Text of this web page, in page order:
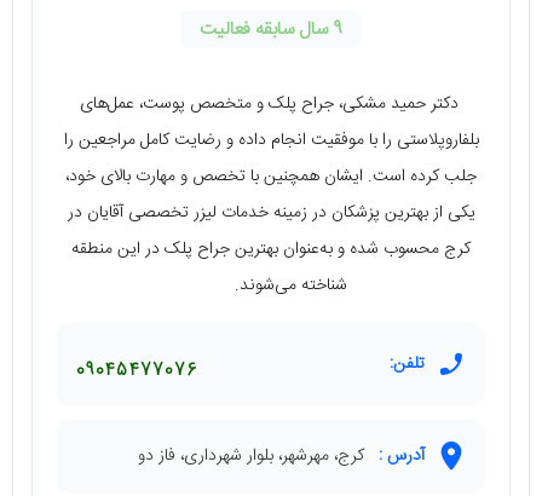
9 سال سابقه فعالیت
دکتر حمید مشکی، جراح پلک و متخصص پوست، عمل‌های
بلفاروپلاستی را با موفقیت انجام داده و رضایت کامل مراجعین را
جلب کرده است. ایشان همچنین با تخصص و مهارت بالای خود،
یکی از بهترین پزشکان در زمینه خدمات لیزر تخصصی آقایان در
کرج محسوب شده و به‌عنوان بهترین جراح پلک در این منطقه
شناخته می‌شوند.
تلفن: 09045477076
آدرس : کرج، مهرشهر، بلوار شهرداری، فاز دو